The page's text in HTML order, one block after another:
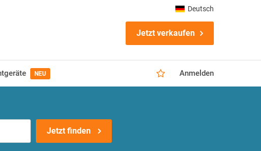
Jetzt verkaufen
NEU Anmelden
Deutsch
Jetzt finden